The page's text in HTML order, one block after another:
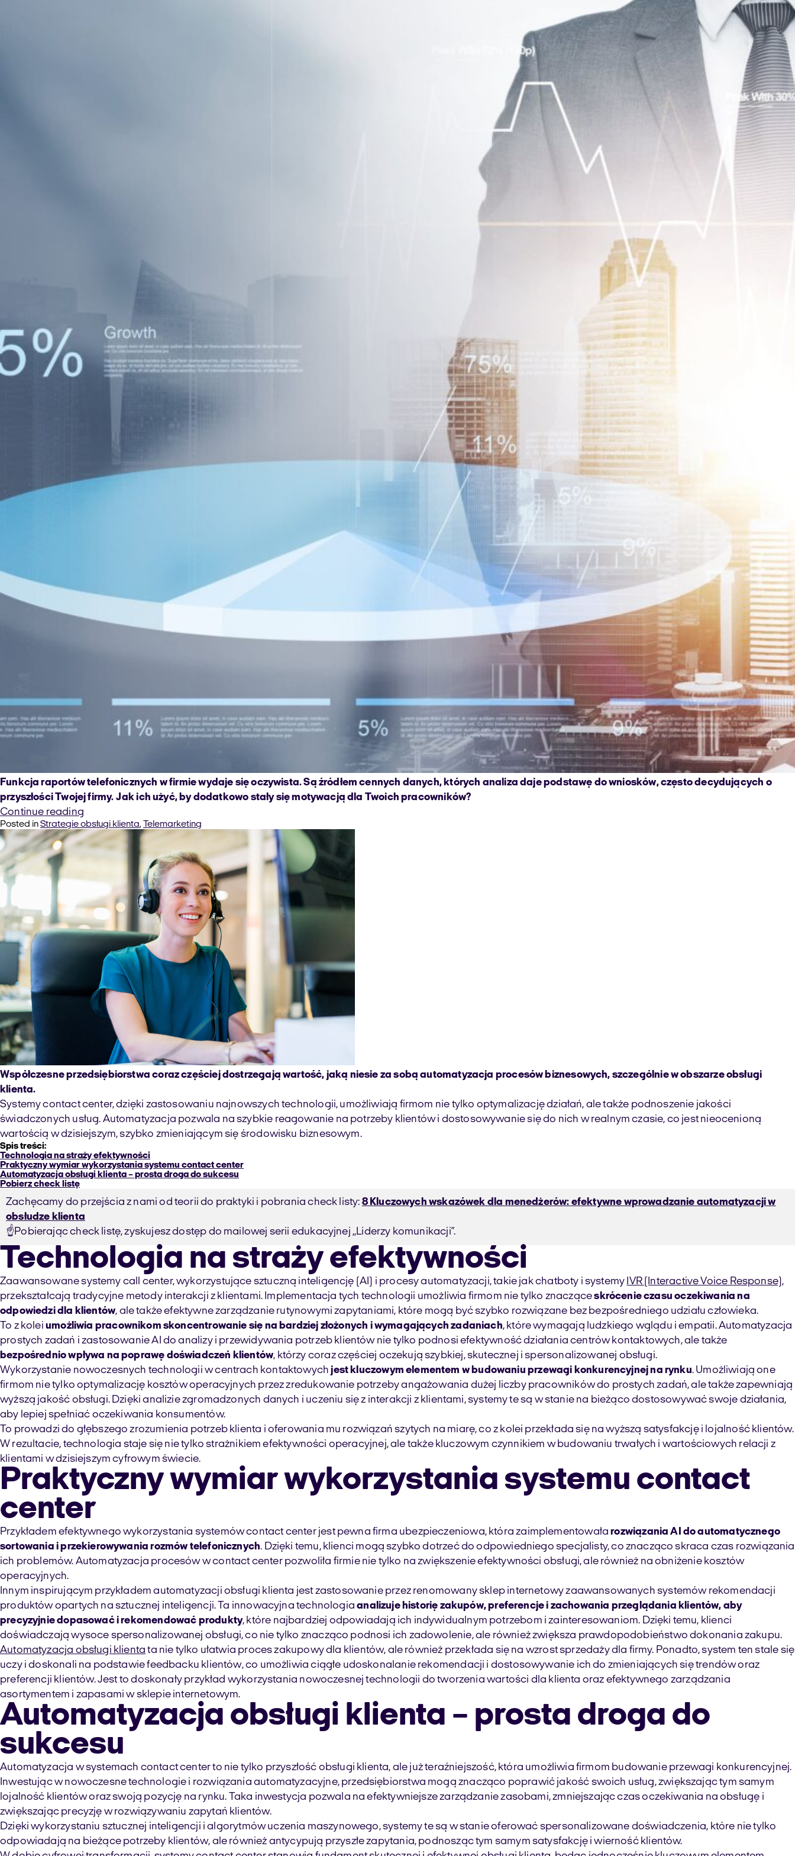
Funkcja raportów telefonicznych w firmie wydaje się oczywista. Są źródłem cennych danych, których analiza daje podstawę do wniosków, często decydujących o
przyszłości Twojej firmy. Jak ich użyć, by dodatkowo stały się motywacją dla Twoich pracowników?
Continue reading“Raporty
z
rozmów
telefonicznych
firmie
–
zmotywuj
nimi
pracowników!”
Posted inStrategie obsługi klienta, Telemarketing
Współczesne przedsiębiorstwa coraz częściej dostrzegają wartość, jaką niesie za sobą automatyzacja procesów biznesowych, szczególnie w obszarze obsługi
klienta.
Systemy contact center, dzięki zastosowaniu najnowszych technologii, umożliwiają firmom nie tylko optymalizację działań, ale także podnoszenie jakości
świadczonych usług. Automatyzacja pozwala na szybkie reagowanie na potrzeby klientów i dostosowywanie się do nich w realnym czasie, co jest nieocenioną
wartością w dzisiejszym, szybko zmieniającym się środowisku biznesowym.
Spis treści:
Technologia na straży efektywności
Praktyczny wymiar wykorzystania systemu contact center
Automatyzacja obsługi klienta – prosta droga do sukcesu
Pobierz check listę
Zachęcamy do przejścia z nami od teorii do praktyki i pobrania check listy: 8 Kluczowych wskazówek dla menedżerów: efektywne wprowadzanie automatyzacji w
obsłudze klienta
☝️Pobierając check listę, zyskujesz dostęp do mailowej serii edukacyjnej ,,Liderzy komunikacji”.
Technologia na straży efektywności
Zaawansowane systemy call center, wykorzystujące sztuczną inteligencję (AI) i procesy automatyzacji, takie jak chatboty i systemy IVR (Interactive Voice Response),
przekształcają tradycyjne metody interakcji z klientami. Implementacja tych technologii umożliwia firmom nie tylko znacząceskrócenie czasu oczekiwania na
odpowiedzi dla klientów, ale także efektywne zarządzanie rutynowymi zapytaniami, które mogą być szybko rozwiązane bez bezpośredniego udziału człowieka.
To z kolei umożliwia pracownikom skoncentrowanie się na bardziej złożonych i wymagających zadaniach, które wymagają ludzkiego wglądu i empatii. Automatyzacja
prostych zadań i zastosowanie AI do analizy i przewidywania potrzeb klientów nie tylko podnosi efektywność działania centrów kontaktowych, ale także
bezpośrednio wpływa na poprawę doświadczeń klientów, którzy coraz częściej oczekują szybkiej, skutecznej i spersonalizowanej obsługi.
Wykorzystanie nowoczesnych technologii w centrach kontaktowych jest kluczowym elementem w budowaniu przewagi konkurencyjnej na rynku. Umożliwiają one
firmom nie tylko optymalizację kosztów operacyjnych przez zredukowanie potrzeby angażowania dużej liczby pracowników do prostych zadań, ale także zapewniają
wyższą jakość obsługi. Dzięki analizie zgromadzonych danych i uczeniu się z interakcji z klientami, systemy te są w stanie na bieżąco dostosowywać swoje działania,
aby lepiej spełniać oczekiwania konsumentów.
To prowadzi do głębszego zrozumienia potrzeb klienta i oferowania mu rozwiązań szytych na miarę, co z kolei przekłada się na wyższą satysfakcję i lojalność klientów.
W rezultacie, technologia staje się nie tylko strażnikiem efektywności operacyjnej, ale także kluczowym czynnikiem w budowaniu trwałych i wartościowych relacji z
klientami w dzisiejszym cyfrowym świecie.
Praktyczny wymiar wykorzystania systemu contact
center
Przykładem efektywnego wykorzystania systemów contact center jest pewna firma ubezpieczeniowa, która zaimplementowała rozwiązania AI do automatycznego
sortowania i przekierowywania rozmów telefonicznych. Dzięki temu, klienci mogą szybko dotrzeć do odpowiedniego specjalisty, co znacząco skraca czas rozwiązania
ich problemów. Automatyzacja procesów w contact center pozwoliła firmie nie tylko na zwiększenie efektywności obsługi, ale również na obniżenie kosztów
operacyjnych.
Innym inspirującym przykładem automatyzacji obsługi klienta jest zastosowanie przez renomowany sklep internetowy zaawansowanych systemów rekomendacji
produktów opartych na sztucznej inteligencji. Ta innowacyjna technologiaanalizuje historię zakupów, preferencje i zachowania przeglądania klientów, aby
precyzyjnie dopasować i rekomendować produkty, które najbardziej odpowiadają ich indywidualnym potrzebom i zainteresowaniom. Dzięki temu, klienci
doświadczają wysoce spersonalizowanej obsługi, co nie tylko znacząco podnosi ich zadowolenie, ale również zwiększa prawdopodobieństwo dokonania zakupu.
Automatyzacja obsługi klienta ta nie tylko ułatwia proces zakupowy dla klientów, ale również przekłada się na wzrost sprzedaży dla firmy. Ponadto, system ten stale się
uczy i doskonali na podstawie feedbacku klientów, co umożliwia ciągłe udoskonalanie rekomendacji i dostosowywanie ich do zmieniających się trendów oraz
preferencji klientów. Jest to doskonały przykład wykorzystania nowoczesnej technologii do tworzenia wartości dla klienta oraz efektywnego zarządzania
asortymentem i zapasami w sklepie internetowym.
Automatyzacja obsługi klienta – prosta droga do
sukcesu
Automatyzacja w systemach contact center to nie tylko przyszłość obsługi klienta, ale już teraźniejszość, która umożliwia firmom budowanie przewagi konkurencyjnej.
Inwestując w nowoczesne technologie i rozwiązania automatyzacyjne, przedsiębiorstwa mogą znacząco poprawić jakość swoich usług, zwiększając tym samym
lojalność klientów oraz swoją pozycję na rynku. Taka inwestycja pozwala na efektywniejsze zarządzanie zasobami, zmniejszając czas oczekiwania na obsługę i
zwiększając precyzję w rozwiązywaniu zapytań klientów.
Dzięki wykorzystaniu sztucznej inteligencji i algorytmów uczenia maszynowego, systemy te są w stanie oferować spersonalizowane doświadczenia, które nie tylko
odpowiadają na bieżące potrzeby klientów, ale również antycypują przyszłe zapytania, podnosząc tym samym satysfakcję i wierność klientów.